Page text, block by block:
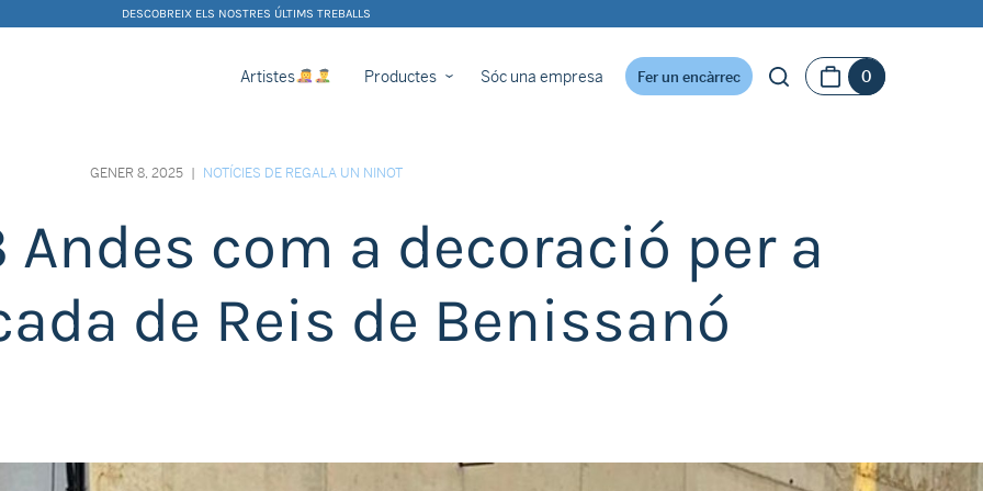
DESCOBREIX ELS NOSTRES ÚLTIMS TREBALLS
Artistes Productes Sóc una empresa Fer un encàrrec 0
GENER 8, 2025 | NOTÍCIES DE REGALA UN NINOT
Andes com a decoració per a
de Reis de Benissanó